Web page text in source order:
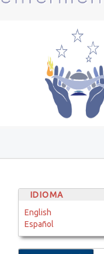
IDIOMA
English
Español